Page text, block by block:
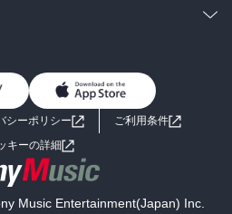
男子向けラノベ
小説
海外小説
お問い合わせ
シーポリシー
ご利用条件
キーの詳細
Music Entertainment(Japan) Inc.